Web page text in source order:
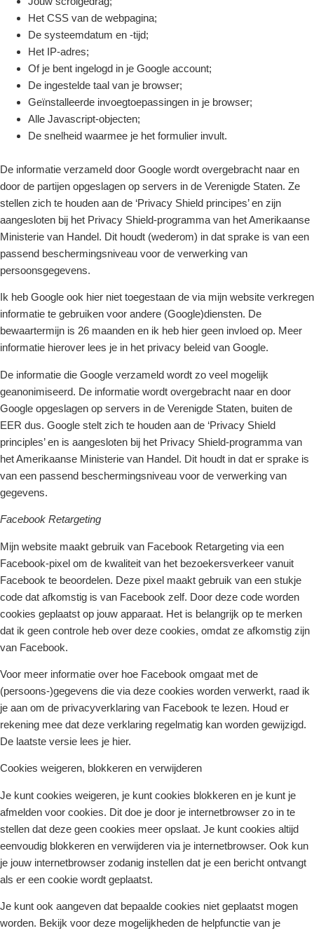
Het CSS van de webpagina;
De systeemdatum en -tijd;
Het IP-adres;
Of je bent ingelogd in je Google account;
De ingestelde taal van je browser;
Geïnstalleerde invoegtoepassingen in je browser;
Alle Javascript-objecten;
De snelheid waarmee je het formulier invult.
De informatie verzameld door Google wordt overgebracht naar en
door de partijen opgeslagen op servers in de Verenigde Staten. Ze
stellen zich te houden aan de ‘Privacy Shield principes’ en zijn
aangesloten bij het Privacy Shield-programma van het Amerikaanse
Ministerie van Handel. Dit houdt (wederom) in dat sprake is van een
passend beschermingsniveau voor de verwerking van
persoonsgegevens.
Ik heb Google ook hier niet toegestaan de via mijn website verkregen
informatie te gebruiken voor andere (Google)diensten. De
bewaartermijn is 26 maanden en ik heb hier geen invloed op. Meer
informatie hierover lees je in het privacy beleid van Google.
De informatie die Google verzameld wordt zo veel mogelijk
geanonimiseerd. De informatie wordt overgebracht naar en door
Google opgeslagen op servers in de Verenigde Staten, buiten de
EER dus. Google stelt zich te houden aan de ‘Privacy Shield
principles’ en is aangesloten bij het Privacy Shield-programma van
het Amerikaanse Ministerie van Handel. Dit houdt in dat er sprake is
van een passend beschermingsniveau voor de verwerking van
gegevens.
Facebook Retargeting
Mijn website maakt gebruik van Facebook Retargeting via een
Facebook-pixel om de kwaliteit van het bezoekersverkeer vanuit
Facebook te beoordelen. Deze pixel maakt gebruik van een stukje
code dat afkomstig is van Facebook zelf. Door deze code worden
cookies geplaatst op jouw apparaat. Het is belangrijk op te merken
dat ik geen controle heb over deze cookies, omdat ze afkomstig zijn
van Facebook.
Voor meer informatie over hoe Facebook omgaat met de
(persoons-)gegevens die via deze cookies worden verwerkt, raad ik
je aan om de privacyverklaring van Facebook te lezen. Houd er
rekening mee dat deze verklaring regelmatig kan worden gewijzigd.
De laatste versie lees je hier.
Cookies weigeren, blokkeren en verwijderen
Je kunt cookies weigeren, je kunt cookies blokkeren en je kunt je
afmelden voor cookies. Dit doe je door je internetbrowser zo in te
stellen dat deze geen cookies meer opslaat. Je kunt cookies altijd
eenvoudig blokkeren en verwijderen via je internetbrowser. Ook kun
je jouw internetbrowser zodanig instellen dat je een bericht ontvangt
als er een cookie wordt geplaatst.
Je kunt ook aangeven dat bepaalde cookies niet geplaatst mogen
worden. Bekijk voor deze mogelijkheden de helpfunctie van je